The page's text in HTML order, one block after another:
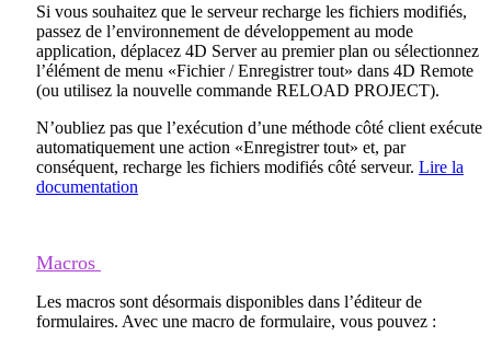
Si vous souhaitez que le serveur recharge les fichiers modifiés,
passez de l’environnement de développement au mode
application, déplacez 4D Server au premier plan ou sélectionnez
l’élément de menu «Fichier / Enregistrer tout» dans 4D Remote
(ou utilisez la nouvelle commande RELOAD PROJECT).
N’oubliez pas que l’exécution d’une méthode côté client exécute
automatiquement une action «Enregistrer tout» et, par
conséquent, recharge les fichiers modifiés côté serveur. Lire la
documentation
Macros
Les macros sont désormais disponibles dans l’éditeur de
formulaires. Avec une macro de formulaire, vous pouvez :